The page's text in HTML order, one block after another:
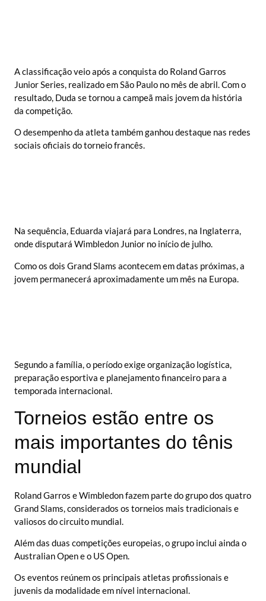
A classificação veio após a conquista do Roland Garros
Junior Series, realizado em São Paulo no mês de abril. Com o
resultado, Duda se tornou a campeã mais jovem da história
da competição.
O desempenho da atleta também ganhou destaque nas redes
sociais oficiais do torneio francês.
Na sequência, Eduarda viajará para Londres, na Inglaterra,
onde disputará Wimbledon Junior no início de julho.
Como os dois Grand Slams acontecem em datas próximas, a
jovem permanecerá aproximadamente um mês na Europa.
Segundo a família, o período exige organização logística,
preparação esportiva e planejamento financeiro para a
temporada internacional.
Torneios estão entre os
mais importantes do tênis
mundial
Roland Garros e Wimbledon fazem parte do grupo dos quatro
Grand Slams, considerados os torneios mais tradicionais e
valiosos do circuito mundial.
Além das duas competições europeias, o grupo inclui ainda o
Australian Open e o US Open.
Os eventos reúnem os principais atletas profissionais e
juvenis da modalidade em nível internacional.